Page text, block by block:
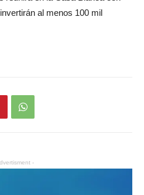
al menos 100 mil
-